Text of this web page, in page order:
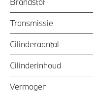
Transmissie
Cilinderaantal
Cilinderinhoud
Vermogen